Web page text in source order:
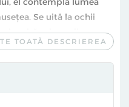
Se uită la ochii
inspiră mirosurile,
copacii de afară.
de zile.
ca toți ceilalți. Lumea
TOATĂ DESCRIEREA